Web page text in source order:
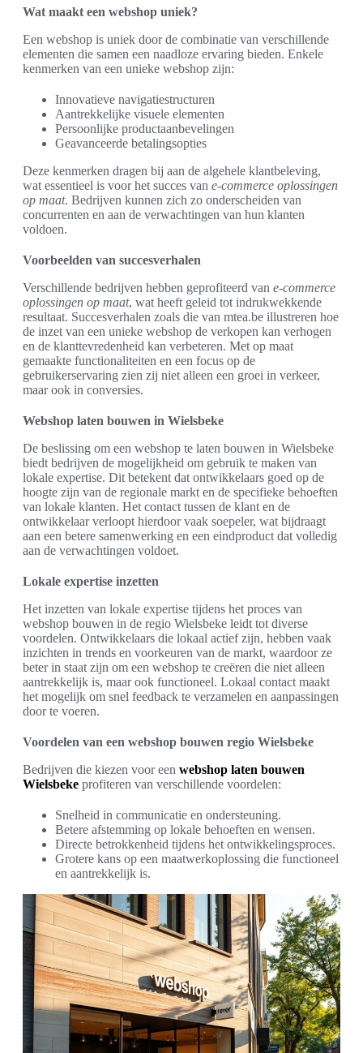
Wat maakt een webshop uniek?
Een webshop is uniek door de combinatie van verschillende
elementen die samen een naadloze ervaring bieden. Enkele
kenmerken van een unieke webshop zijn:
Innovatieve navigatiestructuren
Aantrekkelijke visuele elementen
Persoonlijke productaanbevelingen
Geavanceerde betalingsopties
Deze kenmerken dragen bij aan de algehele klantbeleving,
wat essentieel is voor het succes van e-commerce oplossingen
op maat. Bedrijven kunnen zich zo onderscheiden van
concurrenten en aan de verwachtingen van hun klanten
voldoen.
Voorbeelden van succesverhalen
Verschillende bedrijven hebben geprofiteerd van e-commerce
oplossingen op maat, wat heeft geleid tot indrukwekkende
resultaat. Succesverhalen zoals die van mtea.be illustreren hoe
de inzet van een unieke webshop de verkopen kan verhogen
en de klanttevredenheid kan verbeteren. Met op maat
gemaakte functionaliteiten en een focus op de
gebruikerservaring zien zij niet alleen een groei in verkeer,
maar ook in conversies.
Webshop laten bouwen in Wielsbeke
De beslissing om een webshop te laten bouwen in Wielsbeke
biedt bedrijven de mogelijkheid om gebruik te maken van
lokale expertise. Dit betekent dat ontwikkelaars goed op de
hoogte zijn van de regionale markt en de specifieke behoeften
van lokale klanten. Het contact tussen de klant en de
ontwikkelaar verloopt hierdoor vaak soepeler, wat bijdraagt
aan een betere samenwerking en een eindproduct dat volledig
aan de verwachtingen voldoet.
Lokale expertise inzetten
Het inzetten van lokale expertise tijdens het proces van
webshop bouwen in de regio Wielsbeke leidt tot diverse
voordelen. Ontwikkelaars die lokaal actief zijn, hebben vaak
inzichten in trends en voorkeuren van de markt, waardoor ze
beter in staat zijn om een webshop te creëren die niet alleen
aantrekkelijk is, maar ook functioneel. Lokaal contact maakt
het mogelijk om snel feedback te verzamelen en aanpassingen
door te voeren.
Voordelen van een webshop bouwen regio Wielsbeke
Bedrijven die kiezen voor een webshop laten bouwen
Wielsbeke profiteren van verschillende voordelen:
Snelheid in communicatie en ondersteuning.
Betere afstemming op lokale behoeften en wensen.
Directe betrokkenheid tijdens het ontwikkelingsproces.
Grotere kans op een maatwerkoplossing die functioneel
en aantrekkelijk is.